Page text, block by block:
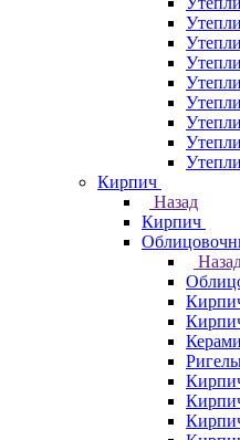
Кирпич
Назад
Кирпич